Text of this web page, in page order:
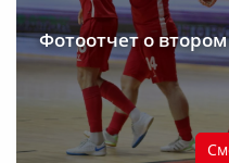
Фотоотчет о